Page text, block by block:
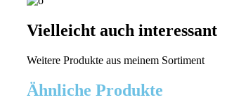
Vielleicht auch interessant
Weitere Produkte aus meinem Sortiment
Ähnliche Produkte